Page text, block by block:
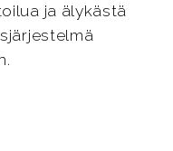
ja älykästä